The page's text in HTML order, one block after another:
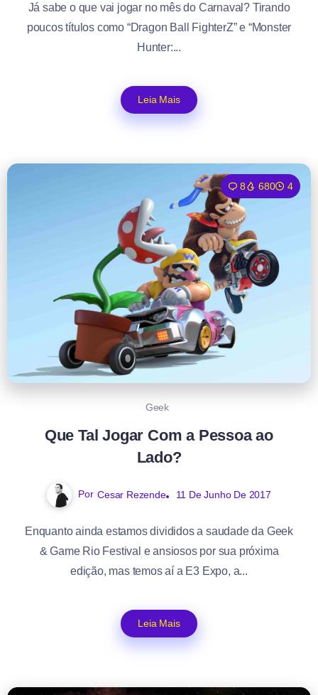
Já sabe o que vai jogar no mês do Carnaval? Tirando
poucos títulos como “Dragon Ball FighterZ” e “Monster
Hunter:...
Leia Mais
8 680 4
Geek
Que Tal Jogar Com a Pessoa ao
Lado?
Por Cesar Rezende 11 De Junho De 2017
Enquanto ainda estamos divididos a saudade da Geek
& Game Rio Festival e ansiosos por sua próxima
edição, mas temos aí a E3 Expo, a...
Leia Mais